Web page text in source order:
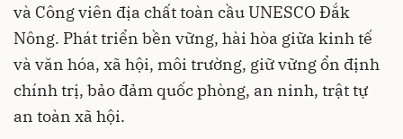
và Công viên địa chất toàn cầu UNESCO Đắk
Nông. Phát triển bền vững, hài hòa giữa kinh tế
và văn hóa, xã hội, môi trường, giữ vững ổn định
chính trị, bảo đảm quốc phòng, an ninh, trật tự
an toàn xã hội.